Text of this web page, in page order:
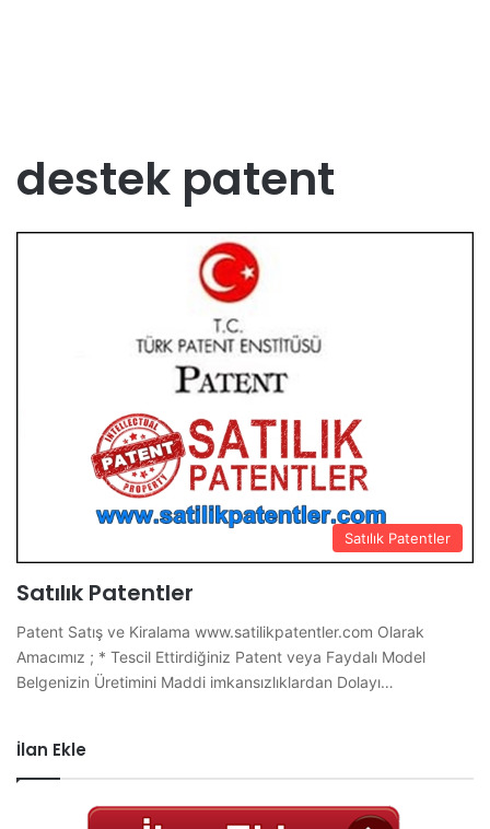
destek patent
Satılık Patentler
Satılık Patentler
Patent Satış ve Kiralama www.satilikpatentler.com Olarak
Amacımız ; * Tescil Ettirdiğiniz Patent veya Faydalı Model
Belgenizin Üretimini Maddi imkansızlıklardan Dolayı…
İlan Ekle